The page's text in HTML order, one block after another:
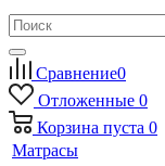
Сравнение0
Отложенные 0
Корзина пуста 0
Матрасы